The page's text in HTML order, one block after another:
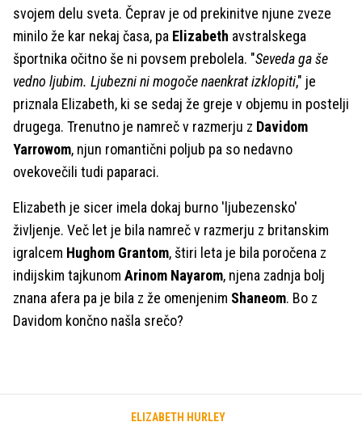
svojem delu sveta. Čeprav je od prekinitve njune zveze
minilo že kar nekaj časa, pa Elizabeth avstralskega
športnika očitno še ni povsem prebolela. "Seveda ga še
vedno ljubim. Ljubezni ni mogoče naenkrat izklopiti," je
priznala Elizabeth, ki se sedaj že greje v objemu in postelji
drugega. Trenutno je namreč v razmerju z Davidom
Yarrowom, njun romantični poljub pa so nedavno
ovekovečili tudi paparaci.
Elizabeth je sicer imela dokaj burno 'ljubezensko'
življenje. Več let je bila namreč v razmerju z britanskim
igralcem Hughom Grantom, štiri leta je bila poročena z
indijskim tajkunom Arinom Nayarom, njena zadnja bolj
znana afera pa je bila z že omenjenim Shaneom. Bo z
Davidom končno našla srečo?
ELIZABETH HURLEY